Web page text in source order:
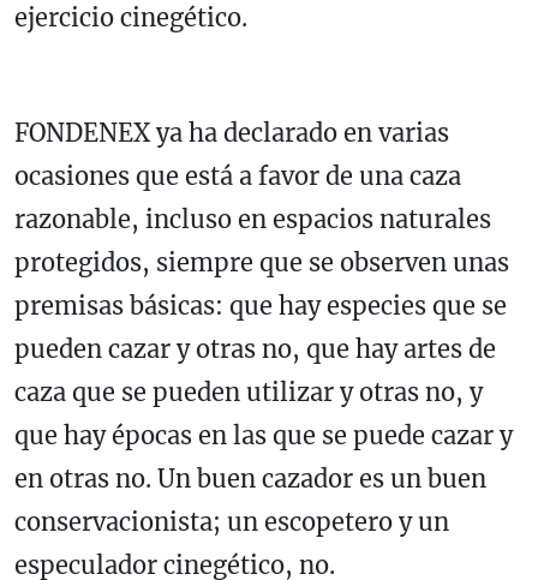
ejercicio cinegético.
FONDENEX ya ha declarado en varias
ocasiones que está a favor de una caza
razonable, incluso en espacios naturales
protegidos, siempre que se observen unas
premisas básicas: que hay especies que se
pueden cazar y otras no, que hay artes de
caza que se pueden utilizar y otras no, y
que hay épocas en las que se puede cazar y
en otras no. Un buen cazador es un buen
conservacionista; un escopetero y un
especulador cinegético, no.